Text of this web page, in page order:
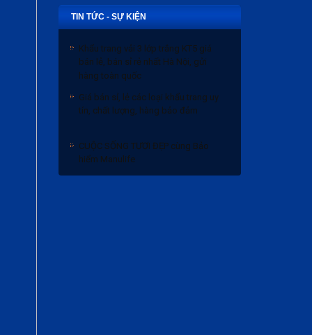
TIN TỨC - SỰ KIỆN
bán lẻ, bán sỉ rẻ nhất Hà Nội, gửi
hàng toàn quốc
tín, chất lượng, hàng bảo đảm
CUỘC SỐNG TƯƠI ĐẸP cùng Bảo
hiểm Manulife